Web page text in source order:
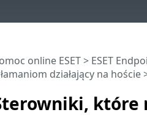
które
online ESET> ESET
działający na hoście